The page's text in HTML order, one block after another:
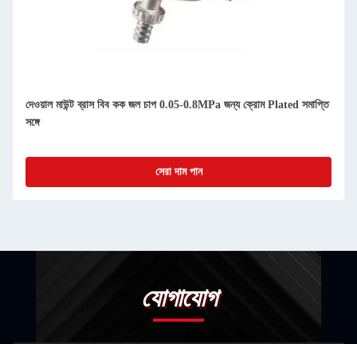
দেওয়াল মাউন্ট ব্রাস বিব কক জল চাপ 0.05-0.8MPa জন্য ক্রোম Plated সমাপ্তি
সঙ্গে
সেরা দাম পান
যোগাযোগ